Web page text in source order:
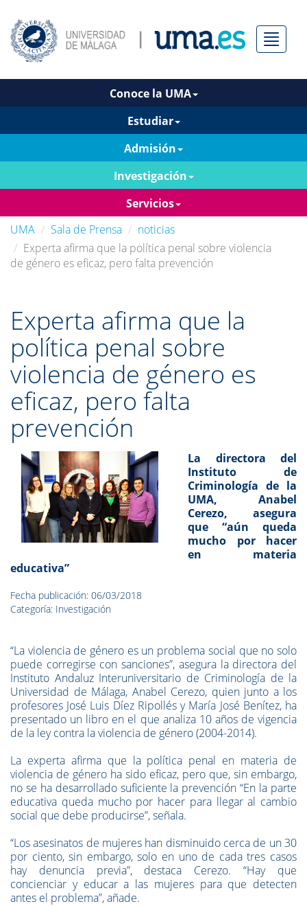
Menú
Conoce la UMA
Estudiar
Admisión
Investigación
Servicios
UMA
Sala de Prensa
noticias
Experta afirma que la política penal sobre violencia
de género es eficaz, pero falta prevención
Experta afirma que la
política penal sobre
violencia de género es
eficaz, pero falta
prevención
La directora del
Instituto de
Criminología de la
UMA, Anabel
Cerezo, asegura
que “aún queda
mucho por hacer
en materia
educativa”
Fecha publicación: 06/03/2018
Categoría: Investigación
“La violencia de género es un problema social que no solo
puede corregirse con sanciones”, asegura la directora del
Instituto Andaluz Interuniversitario de Criminología de la
Universidad de Málaga, Anabel Cerezo, quien junto a los
profesores José Luis Díez Ripollés y María José Benítez, ha
presentado un libro en el que analiza 10 años de vigencia
de la ley contra la violencia de género (2004-2014).
La experta afirma que la política penal en materia de
violencia de género ha sido eficaz, pero que, sin embargo,
no se ha desarrollado suficiente la prevención “En la parte
educativa queda mucho por hacer para llegar al cambio
social que debe producirse”, señala.
“Los asesinatos de mujeres han disminuido cerca de un 30
por ciento, sin embargo, solo en uno de cada tres casos
hay denuncia previa”, destaca Cerezo. “Hay que
concienciar y educar a las mujeres para que detecten
antes el problema”, añade.